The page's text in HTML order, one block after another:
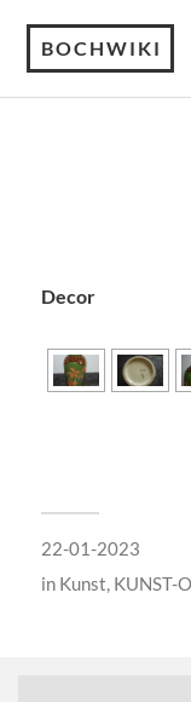
BOCHWIKI
Decor
22-01-2023
in Kunst, KUNST-